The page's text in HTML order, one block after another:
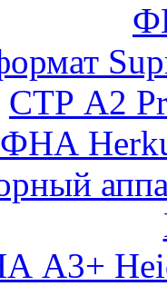
СТР А2
ФНА
А3+